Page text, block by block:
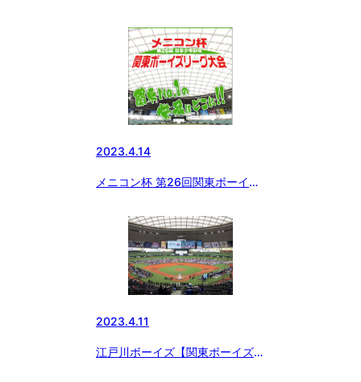
2023.4.14
メニコン杯 第26回関東ボーイズ
2023.4.11
江戸川ボーイズ【関東ボーイズリ